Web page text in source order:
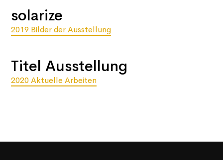
solarize
2019 Bilder der Ausstellung
Titel Ausstellung
2020 Aktuelle Arbeiten